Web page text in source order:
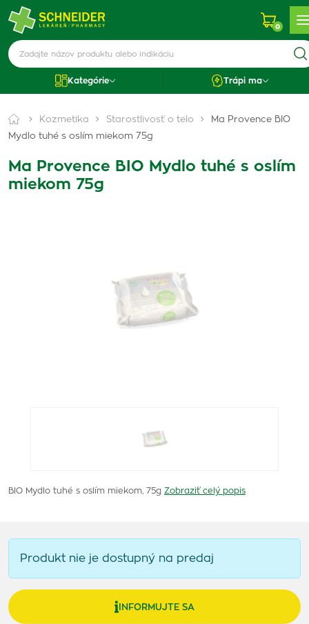
0
Kategórie Trápi ma
Kozmetika Starostlivosť o telo
Ma Provence BIO
Mydlo tuhé s oslím miekom 75g
Ma Provence BIO Mydlo tuhé s oslím
miekom 75g
BIO Mydlo tuhé s oslím miekom, 75g Zobraziť celý popis
Produkt nie je dostupný na predaj
INFORMUJTE SA